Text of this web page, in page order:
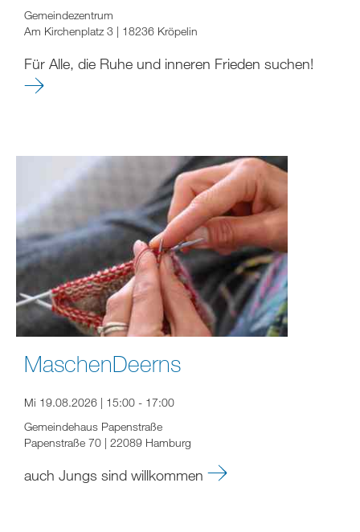
Gemeindezentrum
Am Kirchenplatz 3 | 18236 Kröpelin
Für Alle, die Ruhe und inneren Frieden suchen!
MaschenDeerns
Mi 19.08.2026 | 15:00 - 17:00
Gemeindehaus Papenstraße
Papenstraße 70 | 22089 Hamburg
auch Jungs sind willkommen